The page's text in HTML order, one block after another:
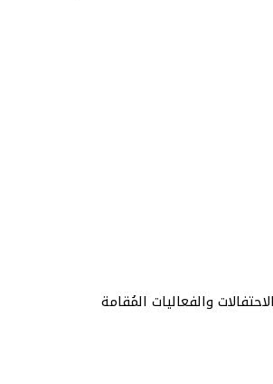
الاحتفالات والفعاليات المُقامة